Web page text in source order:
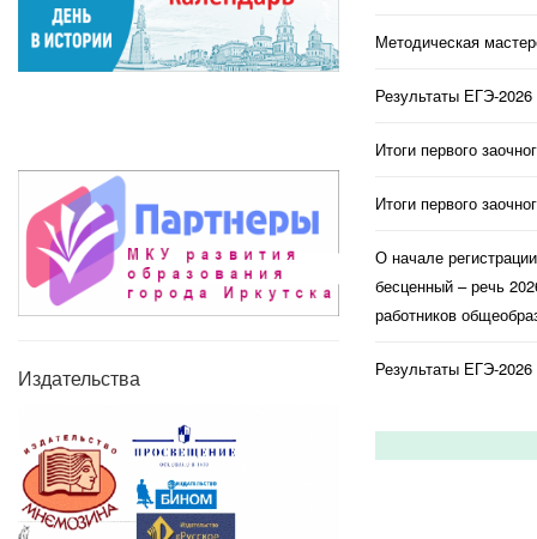
Издательства
Методическая
Результаты ЕГЭ-
Итоги первого
Итоги первого
О начале
бесценный – речь
работников
Результаты ЕГЭ-